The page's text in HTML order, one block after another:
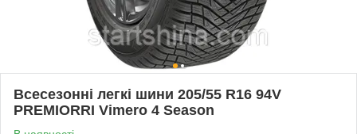
Всесезонні легкі шини 205/55 R16 94V
PREMIORRI Vimero 4 Season